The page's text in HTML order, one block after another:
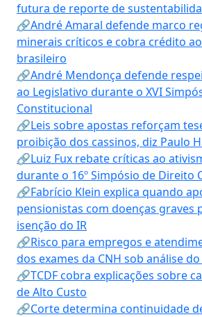
futura de reporte de
🔗André Amaral defende marco
minerais críticos e cobra crédito
brasileiro
🔗André Mendonça defende
ao Legislativo durante o XVI
Constitucional
🔗Leis sobre apostas reforçam
proibição dos cassinos, diz Paulo
🔗Luiz Fux rebate críticas ao
durante o 16º Simpósio de Direito
🔗Fabrício Klein explica quando
pensionistas com doenças graves
isenção do IR
🔗Risco para empregos e
dos exames da CNH sob análise do
🔗TCDF cobra explicações sobre
de Alto Custo
🔗Corte determina continuidade